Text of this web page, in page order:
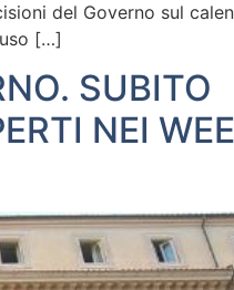
del Governo sul
[…]
SUBITO
NEI